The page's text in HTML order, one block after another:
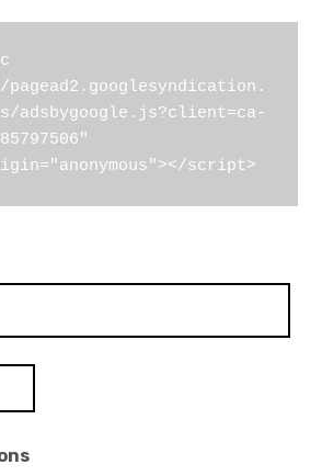
adsbygoogle.js?client=ca-
script>